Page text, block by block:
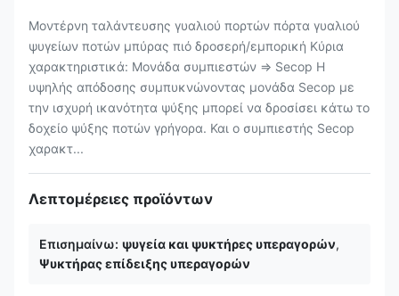
Μοντέρνη ταλάντευσης γυαλιού πορτών πόρτα γυαλιού
ψυγείων ποτών μπύρας πιό δροσερή/εμπορική Κύρια
χαρακτηριστικά: Μονάδα συμπιεστών ⇒ Secop Η
υψηλής απόδοσης συμπυκνώνοντας μονάδα Secop με
την ισχυρή ικανότητα ψύξης μπορεί να δροσίσει κάτω το
δοχείο ψύξης ποτών γρήγορα. Και ο συμπιεστής Secop
χαρακτ...
Λεπτομέρειες προϊόντων
Επισημαίνω: ψυγεία και ψυκτήρες υπεραγορών,
Ψυκτήρας επίδειξης υπεραγορών